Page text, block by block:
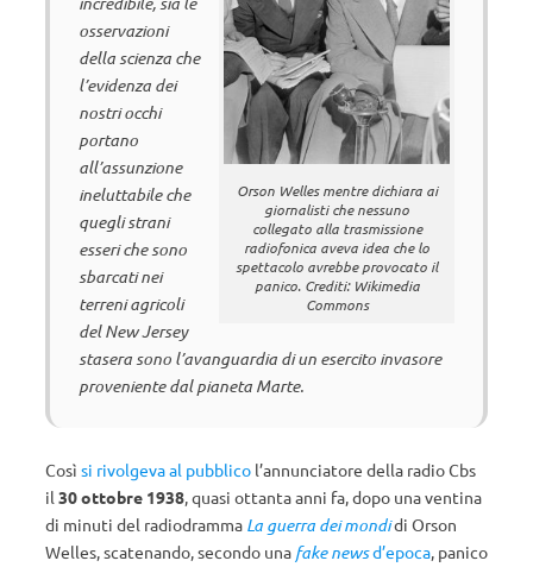
Orson Welles mentre dichiara ai
giornalisti che nessuno
collegato alla trasmissione
radiofonica aveva idea che lo
spettacolo avrebbe provocato il
panico. Crediti: Wikimedia
Commons
osservazioni
della scienza che
l’evidenza dei
nostri occhi
portano
all’assunzione
ineluttabile che
quegli strani
esseri che sono
sbarcati nei
terreni agricoli
del New Jersey
stasera sono l’avanguardia di un esercito invasore
proveniente dal pianeta Marte.
Così si rivolgeva al pubblico l’annunciatore della radio Cbs
il 30 ottobre 1938, quasi ottanta anni fa, dopo una ventina
di minuti del radiodramma La guerra dei mondidi Orson
Welles, scatenando, secondo una fake newsd’epoca, panico